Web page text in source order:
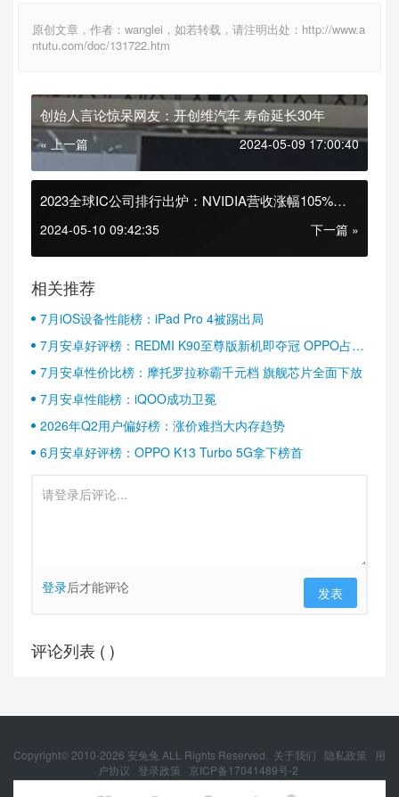
原创文章，作者：wanglei，如若转载，请注明出处：http://www.a
ntutu.com/doc/131722.htm
创始人言论惊呆网友：开创维汽车 寿命延长30年
« 上一篇 2024-05-09 17:00:40
2023全球IC公司排行出炉：NVIDIA营收涨幅105%拿
2024-05-10 09:42:35 下一篇 »
相关推荐
7月iOS设备性能榜：iPad Pro 4被踢出局
7月安卓好评榜：REDMI K90至尊版新机即夺冠 OPPO占据
半壁江山
7月安卓性价比榜：摩托罗拉称霸千元档 旗舰芯片全面下放
7月安卓性能榜：iQOO成功卫冕
2026年Q2用户偏好榜：涨价难挡大内存趋势
6月安卓好评榜：OPPO K13 Turbo 5G拿下榜首
登录后才能评论 发表
评论列表 ( )
Copyright© 2010-2026 安兔兔 ALL Rights Reserved. 关于我们 隐私政策
用
户协议
登录政策
京ICP备17041489号-2
京公网安备 11010502054377号